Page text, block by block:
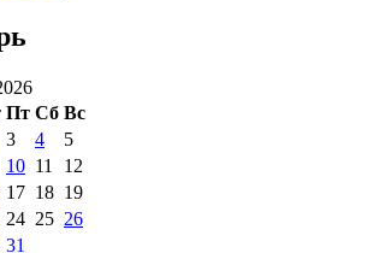
Пт Сб Вс
3 4
5
10 11
12
17 18 19
24 25 26
31